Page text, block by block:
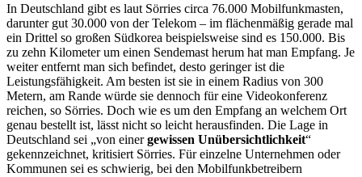
In Deutschland gibt es laut Sörries circa 76.000 Mobilfunkmasten,
darunter gut 30.000 von der Telekom – im flächenmäßig gerade mal
ein Drittel so großen Südkorea beispielsweise sind es 150.000. Bis
zu zehn Kilometer um einen Sendemast herum hat man Empfang. Je
weiter entfernt man sich befindet, desto geringer ist die
Leistungsfähigkeit. Am besten ist sie in einem Radius von 300
Metern, am Rande würde sie dennoch für eine Videokonferenz
reichen, so Sörries. Doch wie es um den Empfang an welchem Ort
genau bestellt ist, lässt nicht so leicht herausfinden. Die Lage in
Deutschland sei „von einergewissen Unübersichtlichkeit“
gekennzeichnet, kritisiert Sörries. Für einzelne Unternehmen oder
Kommunen sei es schwierig, bei den Mobilfunkbetreibern